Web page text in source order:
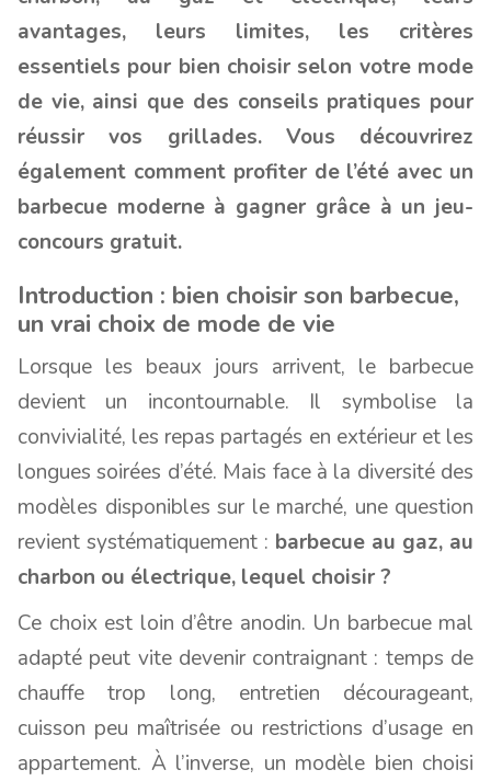
avantages, leurs limites, les critères
essentiels pour bien choisir selon votre mode
de vie, ainsi que des conseils pratiques pour
réussir vos grillades. Vous découvrirez
également comment profiter de l’été avec un
barbecue moderne à gagner grâce à un jeu-
concours gratuit.
Introduction : bien choisir son barbecue,
un vrai choix de mode de vie
Lorsque les beaux jours arrivent, le barbecue
devient un incontournable. Il symbolise la
convivialité, les repas partagés en extérieur et les
longues soirées d’été. Mais face à la diversité des
modèles disponibles sur le marché, une question
revient systématiquement : barbecue au gaz, au
charbon ou électrique, lequel choisir ?
Ce choix est loin d’être anodin. Un barbecue mal
adapté peut vite devenir contraignant : temps de
chauffe trop long, entretien décourageant,
cuisson peu maîtrisée ou restrictions d’usage en
appartement. À l’inverse, un modèle bien choisi